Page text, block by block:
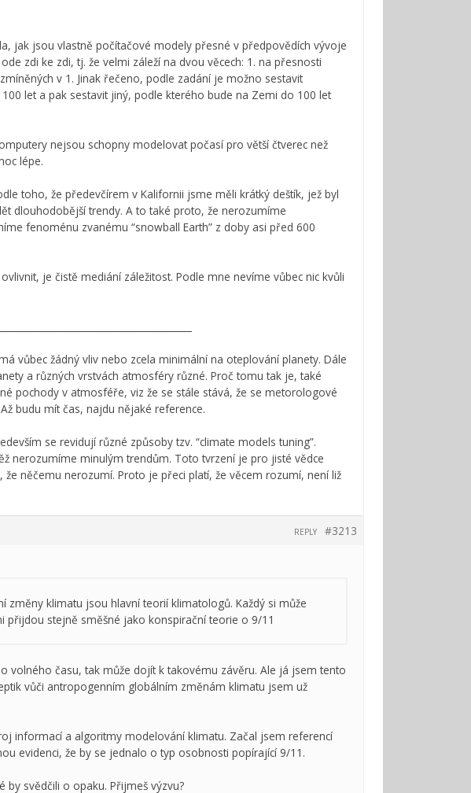
jak jsou vlastně počítačové modely přesné v předpovědích vývoje
zdi ke zdi, tj. že velmi záleží na dvou věcech: 1. na přesnosti
v 1. Jinak řečeno, podle zadání je možno sestavit
let a pak sestavit jiný, podle kterého bude na Zemi do 100 let
nejsou schopny modelovat počasí pro větší čtverec než
lépe.
toho, že předevčírem v Kalifornii jsme měli krátký deštík, jež byl
dlouhodobější trendy. A to také proto, že nerozumíme
fenoménu zvanému “snowball Earth” z doby asi před 600
je čistě mediání záležitost. Podle mne nevíme vůbec nic kvůli
vůbec žádný vliv nebo zcela minimální na oteplování planety. Dále
a různých vrstvách atmosféry různé. Proč tomu tak je, také
pochody v atmosféře, viz že se stále stává, že se metorologové
budu mít čas, najdu nějaké reference.
se revidují různé způsoby tzv. “climate models tuning”.
nerozumíme minulým trendům. Toto tvrzení je pro jisté vědce
něčemu nerozumí. Proto je přeci platí, že věcem rozumí, není liž
#3213
REPLY
klimatu jsou hlavní teorií klimatologů. Každý si může
stejně směšné jako konspirační teorie o 9/11
volného času, tak může dojít k takovému závěru. Ale já jsem tento
vůči antropogenním globálním změnám klimatu jsem už
informací a algoritmy modelování klimatu. Začal jsem referencí
evidenci, že by se jednalo o typ osobnosti popírající 9/11.
by svědčili o opaku. Přijmeš výzvu?